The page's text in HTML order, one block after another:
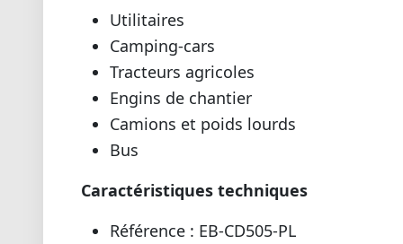
Utilitaires
Camping-cars
Tracteurs agricoles
Engins de chantier
Camions et poids lourds
Bus
Caractéristiques techniques
Référence : EB-CD505-PL